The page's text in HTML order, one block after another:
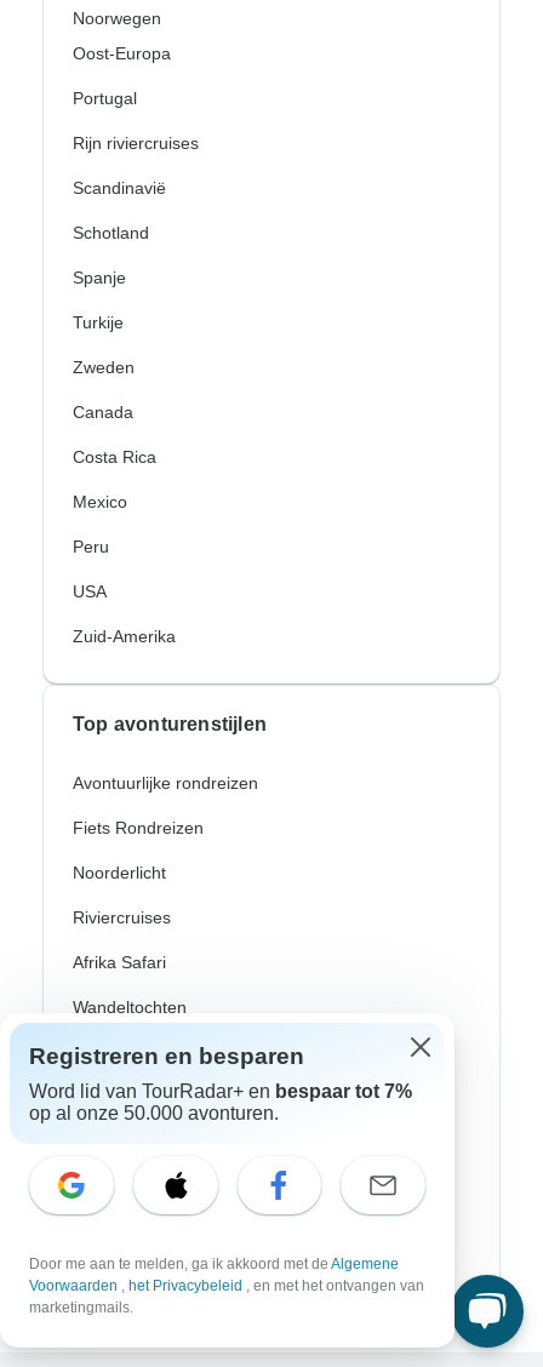
Noorwegen
Oost-Europa
Portugal
Rijn riviercruises
Scandinavië
Schotland
Spanje
Turkije
Zweden
Canada
Costa Rica
Mexico
Peru
USA
Zuid-Amerika
Top avonturenstijlen
Avontuurlijke rondreizen
Fiets Rondreizen
Noorderlicht
Riviercruises
Afrika Safari
Wandeltochten
Culturele Rondreizen
Bus Rondreizen
Strand Rondreizen
Privé Rondreizen
Registreren en besparen
Word lid van TourRadar+ en bespaar tot 7%
op al onze 50.000 avonturen.
Door me aan te melden, ga ik akkoord met de Algemene
Voorwaarden , het Privacybeleid , en met het ontvangen van
marketingmails.